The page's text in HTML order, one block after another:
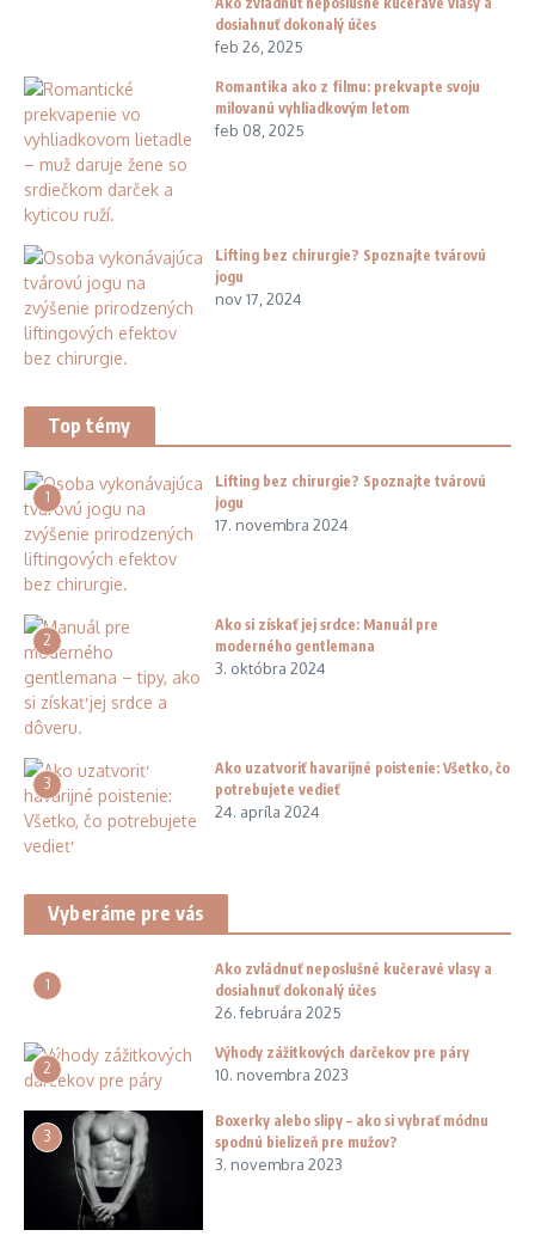
dosiahnuť dokonalý účes
feb 26, 2025
Romantika ako z filmu: prekvapte svoju
milovanú vyhliadkovým letom
feb 08, 2025
Lifting bez chirurgie? Spoznajte tvárovú
jogu
nov 17, 2024
Top témy
1
Lifting bez chirurgie? Spoznajte tvárovú
jogu
17. novembra 2024
2
Ako si získať jej srdce: Manuál pre
moderného gentlemana
3. októbra 2024
3
Ako uzatvoriť havarijné poistenie: Všetko, čo
potrebujete vedieť
24. apríla 2024
Vyberáme pre vás
1
Ako zvládnuť neposlušné kučeravé vlasy a
dosiahnuť dokonalý účes
26. februára 2025
2
Výhody zážitkových darčekov pre páry
10. novembra 2023
3
Boxerky alebo slipy – ako si vybrať módnu
spodnú bielizeň pre mužov?
3. novembra 2023